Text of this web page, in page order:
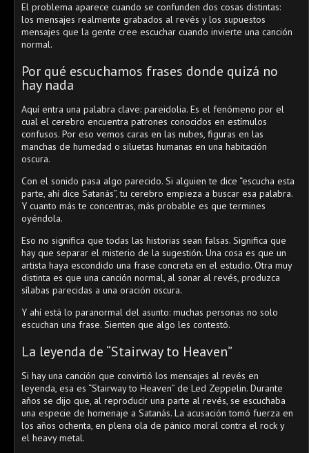
El problema aparece cuando se confunden dos cosas distintas:
los mensajes realmente grabados al revés y los supuestos
mensajes que la gente cree escuchar cuando invierte una canción
normal.
Por qué escuchamos frases donde quizá no
hay nada
Aquí entra una palabra clave: pareidolia. Es el fenómeno por el
cual el cerebro encuentra patrones conocidos en estímulos
confusos. Por eso vemos caras en las nubes, figuras en las
manchas de humedad o siluetas humanas en una habitación
oscura.
Con el sonido pasa algo parecido. Si alguien te dice “escucha esta
parte, ahí dice Satanás”, tu cerebro empieza a buscar esa palabra.
Y cuanto más te concentras, más probable es que termines
oyéndola.
Eso no significa que todas las historias sean falsas. Significa que
hay que separar el misterio de la sugestión. Una cosa es que un
artista haya escondido una frase concreta en el estudio. Otra muy
distinta es que una canción normal, al sonar al revés, produzca
sílabas parecidas a una oración oscura.
Y ahí está lo paranormal del asunto: muchas personas no solo
escuchan una frase. Sienten que algo les contestó.
La leyenda de “Stairway to Heaven”
Si hay una canción que convirtió los mensajes al revés en
leyenda, esa es “Stairway to Heaven” de Led Zeppelin. Durante
años se dijo que, al reproducir una parte al revés, se escuchaba
una especie de homenaje a Satanás. La acusación tomó fuerza en
los años ochenta, en plena ola de pánico moral contra el rock y
el heavy metal.